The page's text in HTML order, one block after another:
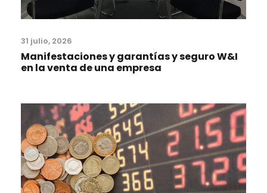
31 julio, 2026
Manifestaciones y garantías y seguro W&I
en la venta de una empresa